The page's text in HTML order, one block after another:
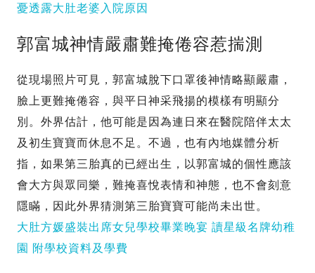
憂透露大肚老婆入院原因
郭富城神情嚴肅難掩倦容惹揣測
從現場照片可見，郭富城脫下口罩後神情略顯嚴肅，
臉上更難掩倦容，與平日神采飛揚的模樣有明顯分
別。外界估計，他可能是因為連日來在醫院陪伴太太
及初生寶寶而休息不足。不過，也有內地媒體分析
指，如果第三胎真的已經出生，以郭富城的個性應該
會大方與眾同樂，難掩喜悅表情和神態，也不會刻意
隱瞞，因此外界猜測第三胎寶寶可能尚未出世。
大肚方媛盛裝出席女兒學校畢業晚宴 讀星級名牌幼稚
園 附學校資料及學費